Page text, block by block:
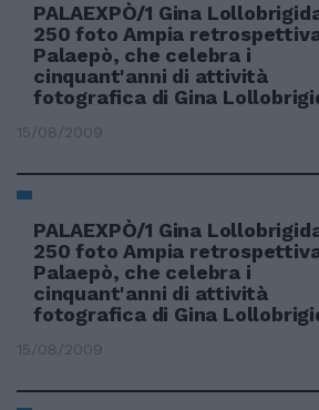
PALAEXPÒ/1 Gina
250 foto Ampia
Palaepò, che celebra i
cinquant'anni di attività
fotografica di Gina
15/08/2009
PALAEXPÒ/1 Gina
250 foto Ampia
Palaepò, che celebra i
cinquant'anni di attività
fotografica di Gina
15/08/2009